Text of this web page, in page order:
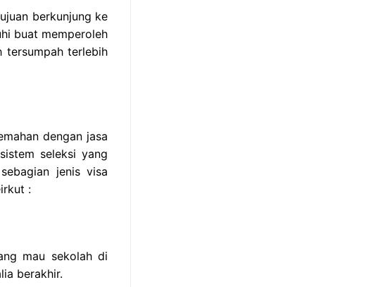
berkunjung ke
buat memperoleh
tersumpah terlebih
dengan jasa
seleksi yang
jenis visa
:
mau sekolah di
berakhir.